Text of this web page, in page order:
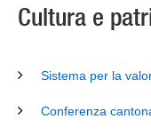
Cultura e
Sistema per la
Conferenza